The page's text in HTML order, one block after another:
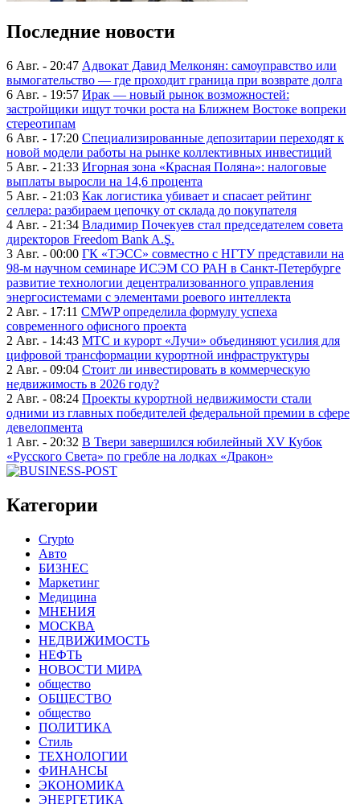
Последние новости
6 Авг. - 20:47 Адвокат Давид Мелконян: самоуправство или
вымогательство — где проходит граница при возврате долга
6 Авг. - 19:57 Ирак — новый рынок возможностей:
застройщики ищут точки роста на Ближнем Востоке вопреки
стереотипам
6 Авг. - 17:20 Специализированные депозитарии переходят к
новой модели работы на рынке коллективных инвестиций
5 Авг. - 21:33 Игорная зона «Красная Поляна»: налоговые
выплаты выросли на 14,6 процента
5 Авг. - 21:03 Как логистика убивает и спасает рейтинг
селлера: разбираем цепочку от склада до покупателя
4 Авг. - 21:34 Владимир Почекуев стал председателем совета
директоров Freedom Bank A.Ş.
3 Авг. - 00:00 ГК «ТЭСС» совместно с НГТУ представили на
98-м научном семинаре ИСЭМ СО РАН в Санкт-Петербурге
развитие технологии децентрализованного управления
энергосистемами с элементами роевого интеллекта
2 Авг. - 17:11 CMWP определила формулу успеха
современного офисного проекта
2 Авг. - 14:43 МТС и курорт «Лучи» объединяют усилия для
цифровой трансформации курортной инфраструктуры
2 Авг. - 09:04 Стоит ли инвестировать в коммерческую
недвижимость в 2026 году?
2 Авг. - 08:24 Проекты курортной недвижимости стали
одними из главных победителей федеральной премии в сфере
девелопмента
1 Авг. - 20:32 В Твери завершился юбилейный XV Кубок
«Русского Света» по гребле на лодках «Дракон»
Категории
Crypto
Авто
БИЗНЕС
Маркетинг
Медицина
МНЕНИЯ
МОСКВА
НЕДВИЖИМОСТЬ
НЕФТЬ
НОВОСТИ МИРА
общество
ОБЩЕСТВО
общество
ПОЛИТИКА
Стиль
ТЕХНОЛОГИИ
ФИНАНСЫ
ЭКОНОМИКА
ЭНЕРГЕТИКА